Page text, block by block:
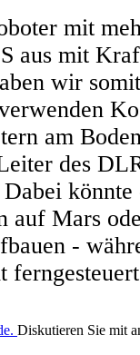
mit
aus mit
wir
am
des
auf Mars
-
Diskutieren Sie mit